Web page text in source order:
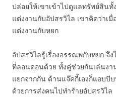
ปล่อยให้เขาเข้าไปดูแลทรัพย์สิน
แต่งงานกับอัปสรวิไล เขาคิดว่าเ
แต่งงานกับหยก
อัปสรวิไลรู้เรื่องอรรณพกับหยก จึ
ที่ลอนดอนด้วย ทั้งคู่ช่วยกันเล่นง
แยกจากกัน ด้านแจ๊คกี้เองก็แอบบี
ด้วยการส่งคนไปทำร้ายอัปสรวิไล